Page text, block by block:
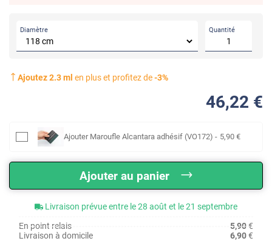
Diamètre Quantité
Ajoutez2.3ml en plus et profitez de-3%
46,22 €
Ajouter Maroufle Alcantara adhésif (VO172) - 5,90 €
Ajouter au panier
Livraison prévue entre le 28 août et le 21 septembre
En point relais
5,90€
Livraison à domicile
6,90€